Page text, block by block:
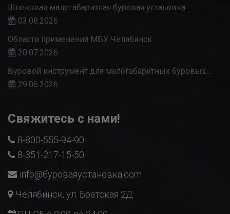
Шнековая малогабаритная буровая установка…
03.08.2026
Области применения МБУ Челябинск
20.07.2026
Буровой инструмент для малогабаритных буровых…
29.06.2026
Свяжитесь с нами!
8-800-555-94-90
8-351-217-15-50
info@буроваяустановка.com
Челябинск, ул. Братская 2Д